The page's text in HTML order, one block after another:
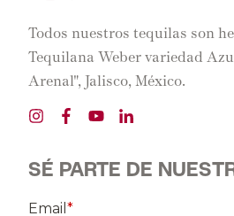
Todos nuestros tequilas son
Tequilana Weber variedad
Arenal", Jalisco, México.
SÉ PARTE DE
Email*